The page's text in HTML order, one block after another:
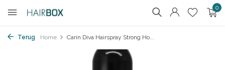
0
Terug Home Carin Diva Hairspray Strong Ho...